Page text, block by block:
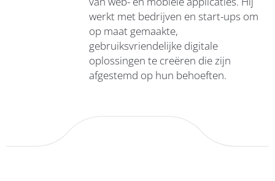
werkt met bedrijven en start-ups om
op maat gemaakte,
gebruiksvriendelijke digitale
oplossingen te creëren die zijn
afgestemd op hun behoeften.